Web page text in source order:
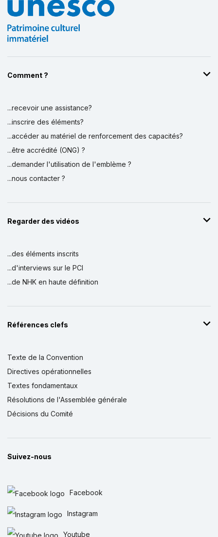
Comment ?
...recevoir une assistance?
...inscrire des éléments?
...accéder au matériel de renforcement des capacités?
...être accrédité (ONG) ?
...demander l'utilisation de l'emblème ?
...nous contacter ?
Regarder des vidéos
...des éléments inscrits
...d'interviews sur le PCI
...de NHK en haute définition
Références clefs
Texte de la Convention
Directives opérationnelles
Textes fondamentaux
Résolutions de l'Assemblée générale
Décisions du Comité
Suivez-nous
Facebook
Instagram
Youtube